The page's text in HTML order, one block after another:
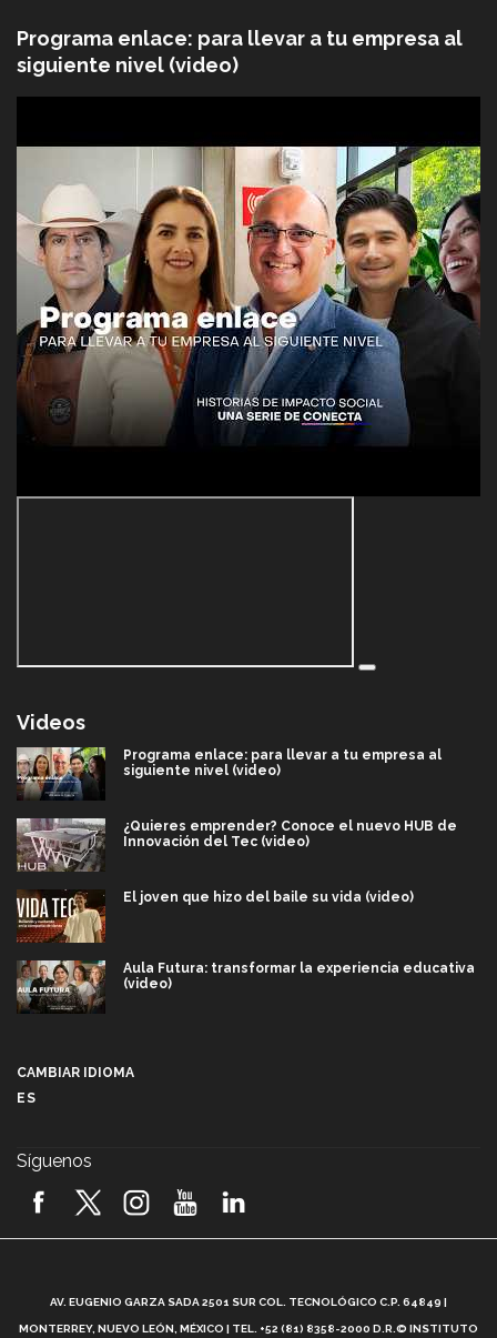
Programa enlace: para llevar a tu empresa al
siguiente nivel (video)
Videos
Programa enlace: para llevar a tu empresa al
siguiente nivel (video)
¿Quieres emprender? Conoce el nuevo HUB de
Innovación del Tec (video)
El joven que hizo del baile su vida (video)
Aula Futura: transformar la experiencia educativa
(video)
2026! (video)
¿Cómo es el Modelo Educativo Tec? (video)
CAMBIAR IDIOMA
ES
Síguenos
AV. EUGENIO GARZA SADA 2501 SUR COL. TECNOLÓGICO C.P. 64849 |
MONTERREY, NUEVO LEÓN, MÉXICO | TEL. +52 (81) 8358-2000 D.R.© INSTITUTO